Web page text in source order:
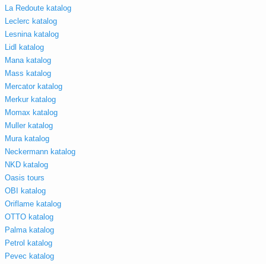
La Redoute katalog
Leclerc katalog
Lesnina katalog
Lidl katalog
Mana katalog
Mass katalog
Mercator katalog
Merkur katalog
Momax katalog
Muller katalog
Mura katalog
Neckermann katalog
NKD katalog
Oasis tours
OBI katalog
Oriflame katalog
OTTO katalog
Palma katalog
Petrol katalog
Pevec katalog